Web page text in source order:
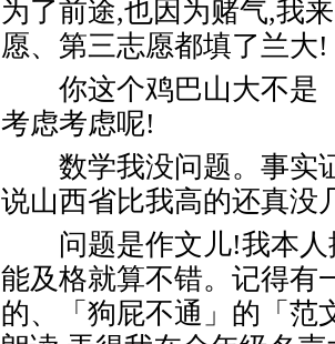
为了前途,也因为赌气,我
愿、第三志愿都填了兰大!
你这个鸡巴山大不是
考虑考虑呢!
数学我没问题。事实
说山西省比我高的还真
问题是作文儿!我本
能及格就算不错。记得有
的、「狗屁不通」的「范